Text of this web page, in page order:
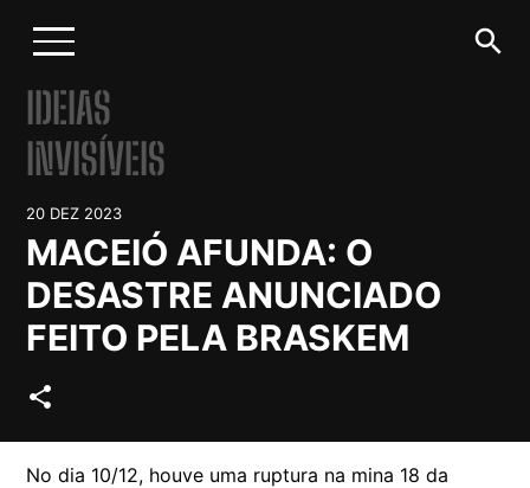
search
IDEIAS
INVISÍVEIS
20 DEZ 2023
MACEIÓ AFUNDA: O
DESASTRE ANUNCIADO
FEITO PELA BRASKEM
share
No dia 10/12, houve uma ruptura na mina 18 da